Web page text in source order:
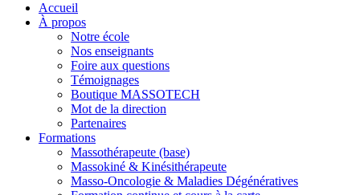
Accueil
À propos
Notre école
Nos enseignants
Foire aux questions
Témoignages
Boutique MASSOTECH
Mot de la direction
Partenaires
Formations
Massothérapeute (base)
Massokiné & Kinésithérapeute
Masso-Oncologie & Maladies Dégénératives